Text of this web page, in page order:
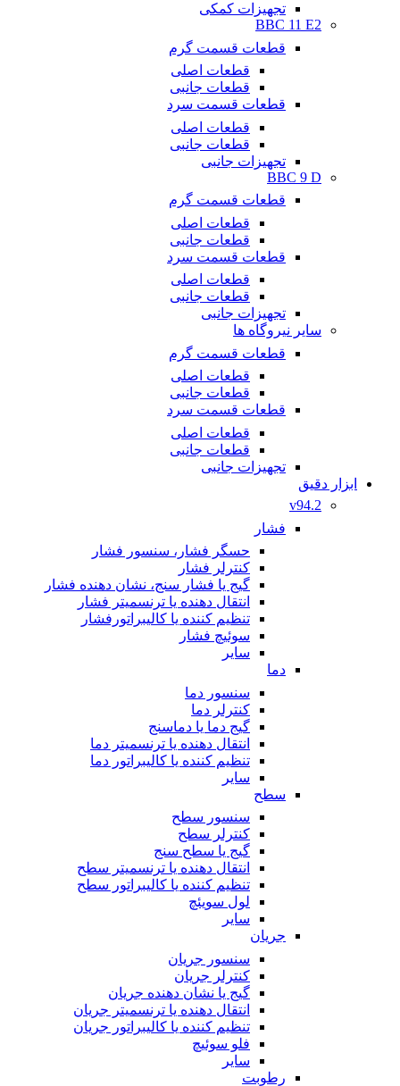
تجهیزات کمکی
BBC 11 E2
قطعات قسمت گرم
قطعات اصلی
قطعات جانبی
قطعات قسمت سرد
قطعات اصلی
قطعات جانبی
تجهیزات جانبی
BBC 9 D
قطعات قسمت گرم
قطعات اصلی
قطعات جانبی
قطعات قسمت سرد
قطعات اصلی
قطعات جانبی
تجهیزات جانبی
سایر نیروگاه ها
قطعات قسمت گرم
قطعات اصلی
قطعات جانبی
قطعات قسمت سرد
قطعات اصلی
قطعات جانبی
تجهیزات جانبی
ابزار دقیق
v94.2
فشار
حسگر فشار، سنسور فشار
کنترلر فشار
گیج یا فشار سنج، نشان دهنده فشار
انتقال دهنده یا ترنسمیتر فشار
تنظیم کننده یا کالیبراتورفشار
سوئیچ فشار
سایر
دما
سنسور دما
کنترلر دما
گیج دما یا دماسنج
انتقال دهنده یا ترنسمیتر دما
تنظیم کننده یا کالیبراتور دما
سایر
سطح
سنسور سطح
کنترلر سطح
گیج یا سطح سنج
انتقال دهنده یا ترنسمیتر سطح
تنظیم کننده یا کالیبراتور سطح
لول سویئچ
سایر
جریان
سنسور جریان
کنترلر جریان
گیج یا نشان دهنده جریان
انتقال دهنده یا ترنسمیتر جریان
تنظیم کننده یا کالیبراتور جریان
فلو سوئیچ
سایر
رطوبت